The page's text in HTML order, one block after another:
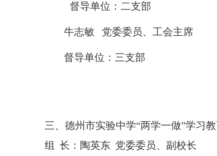
督导单位：二支部
牛志敏 党委委员、工会主席
督导单位：三支部
三、德州市实验中学“两学一做”学习
组 长：陶英东 党委委员、副校长